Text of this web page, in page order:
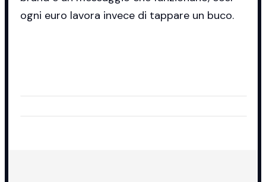
ogni euro lavora invece di tappare un buco.